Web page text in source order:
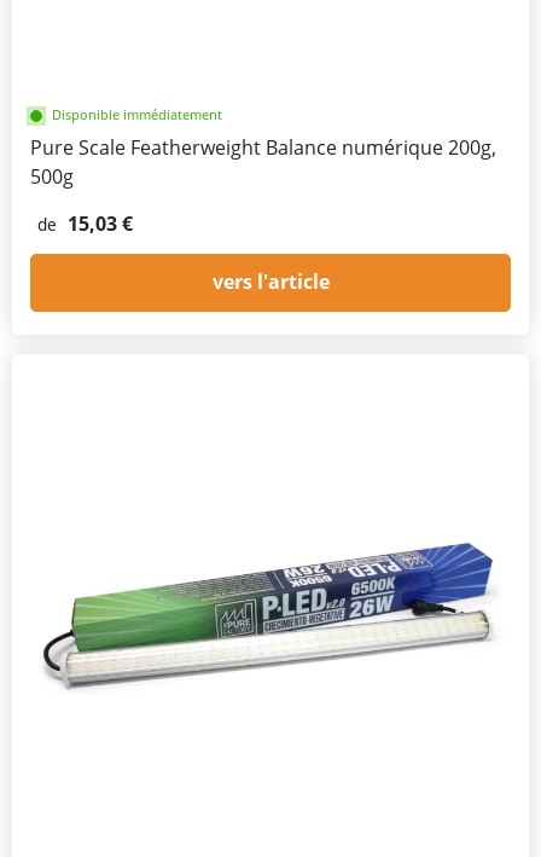
Disponible immédiatement
Pure Scale Featherweight Balance numérique 200g,
500g
de 15,03 €
vers l'article